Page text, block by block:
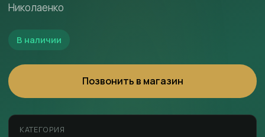
Николаенко
В наличии
Позвонить в магазин
КАТЕГОРИЯ